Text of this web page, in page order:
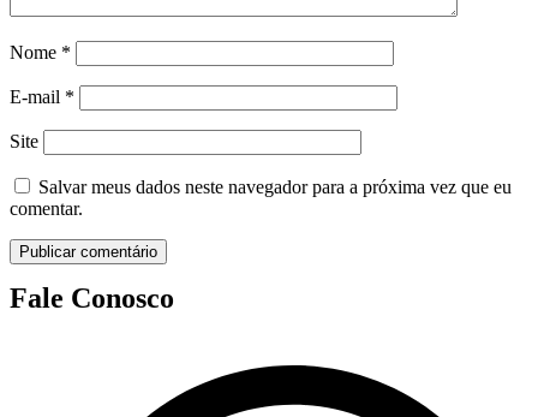
Nome *
E-mail *
Site
Salvar meus dados neste navegador para a próxima vez que eu
comentar.
Fale Conosco